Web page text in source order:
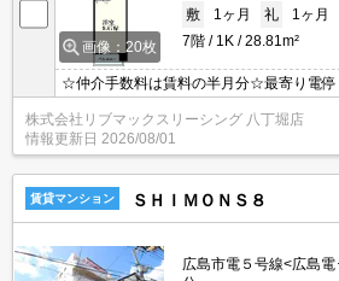
画像：20枚
敷
1ヶ月 礼
1ヶ月
7階
1K 28.81m²
☆仲介手数料は賃料の半月分☆最寄り電停
料☆都市ガスで光熱費を抑えられます☆オ
心☆近隣にスーパーやコンビニがあり住環
株式会社リブマックスリーシング 八丁堀店
情報更新日 2026/08/01
賃貸マンション ＳＨＩＭＯＮＳ８
広島市電５号線<広島